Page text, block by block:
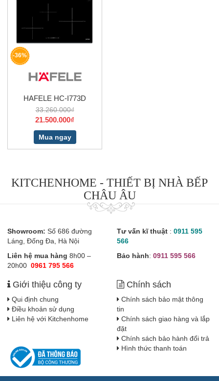
-36%
HAFELE HC-I773D
33.260.000₫
21.500.000₫
Mua ngay
KITCHENHOME - THIẾT BỊ NHÀ BẾP
CHÂU ÂU
Showroom: Số 686 đường
Láng, Đống Đa, Hà Nội
Liên hệ mua hàng 8h00 –
20h00 0961 795 566
Tư vấn kĩ thuật : 0911 595
566
Bảo hành: 0911 595 566
Giới thiệu công ty
Qui định chung
Điều khoản sử dụng
Liên hệ với Kitchenhome
Chính sách
Chính sách bảo mật thông
tin
Chính sách giao hàng và lắp
đặt
Chính sách bảo hành đổi trả
Hình thức thanh toán